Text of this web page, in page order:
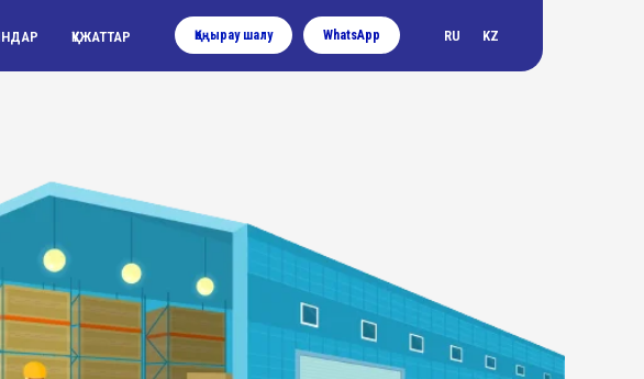
ҚҰЖАТТАР Қоңырау шалу WhatsApp RU KZ